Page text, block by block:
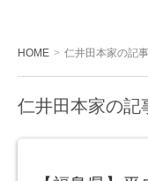
HOME 仁井田本家の記
仁井田本家の記